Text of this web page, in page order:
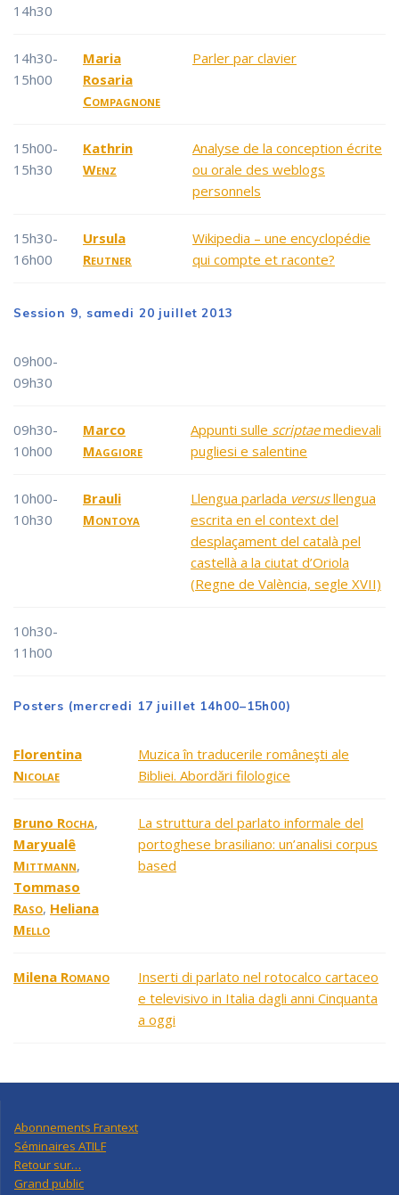
14h30
14h30-
15h00
Maria
Rosaria
Compagnone
Parler par clavier
15h00-
15h30
Kathrin
Wenz
Analyse de la conception écrite
ou orale des weblogs
personnels
15h30-
16h00
Ursula
Reutner
Wikipedia – une encyclopédie
qui compte et raconte?
Session 9, samedi 20 juillet 2013
09h00-
09h30
09h30-
10h00
Marco
Maggiore
Appunti sulle scriptaemedievali
pugliesi e salentine
10h00-
10h30
Brauli
Montoya
Llengua parlada versusllengua
escrita en el context del
desplaçament del català pel
castellà a la ciutat d’Oriola
(Regne de València, segle XVII)
10h30-
11h00
Posters (mercredi 17 juillet 14h00–15h00)
Florentina
Nicolae
Muzica în traducerile româneşti ale
Bibliei. Abordări filologice
Bruno Rocha,
Maryualê
Mittmann,
Tommaso
Raso, Heliana
Mello
La struttura del parlato informale del
portoghese brasiliano: un’analisi corpus
based
Milena Romano
Inserti di parlato nel rotocalco cartaceo
e televisivo in Italia dagli anni Cinquanta
a oggi
Abonnements Frantext
Séminaires ATILF
Retour sur…
Grand public